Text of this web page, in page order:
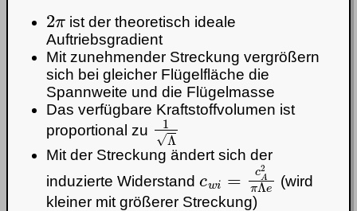
2
ist der theoretisch ideale
Auftriebsgradient
Mit zunehmender Streckung vergrößern
sich bei gleicher Flügelfläche die
Spannweite und die Flügelmasse
Das verfügbare Kraftstoffvolumen ist
proportional zu
1Λ
Mit der Streckung ändert sich der
induzierte Widerstand
A2 Λ e
(wird
kleiner mit größerer Streckung)